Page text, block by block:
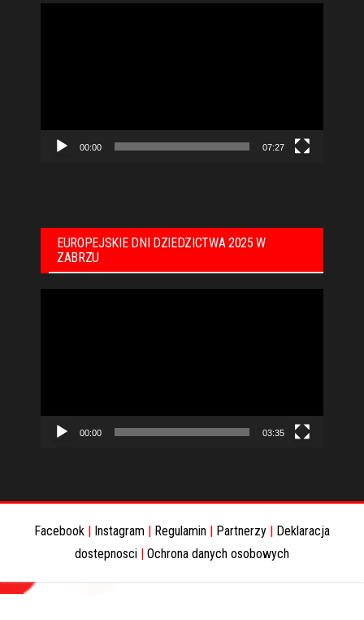
00:00 07:27
EUROPEJSKIE DNI DZIEDZICTWA 2025 W
ZABRZU
00:00 03:35
Facebook | Instagram | Regulamin | Partnerzy | Deklaracja
dostepnosci | Ochrona danych osobowych